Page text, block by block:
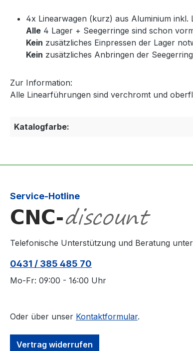
4x Linearwagen (kurz) aus Aluminium inkl.
Alle 4 Lager + Seegerringe sind schon
Kein zusätzliches Einpressen der Lager
Kein zusätzliches Anbringen der
Zur Information:
Alle Linearführungen sind verchromt und
Katalogfarbe:
Service-Hotline
Telefonische Unterstützung und Beratung
0431 / 385 485 70
Mo-Fr: 09:00 - 16:00 Uhr
Oder über unser Kontaktformular.
Vertrag widerrufen